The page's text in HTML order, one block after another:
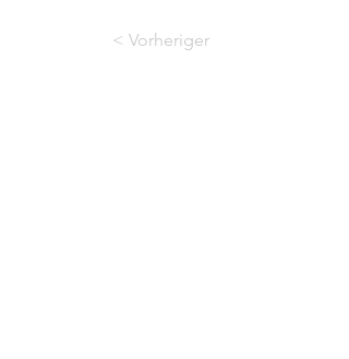
< Vorheriger